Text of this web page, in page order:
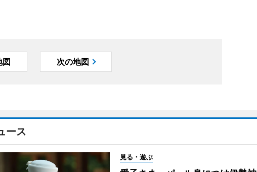
図 次の地図
ース
見る・遊ぶ